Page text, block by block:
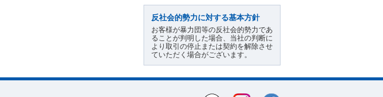
反社会的勢力に対する基本方針
お客様が暴力団等の反社会的勢力であ
ることが判明した場合、当社の判断に
より取引の停止または契約を解除させ
ていただく場合がございます。